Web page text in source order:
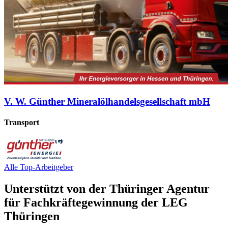
V. W. Günther Mineralölhandelsgesellschaft mbH
Transport
Alle Top-Arbeitgeber
Unterstützt von der Thüringer Agentur
für Fachkräftegewinnung der LEG
Thüringen